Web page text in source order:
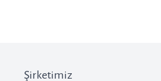
Şirketimiz